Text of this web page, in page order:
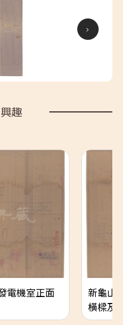
趣
電機室正面
新龜山
橫樑及